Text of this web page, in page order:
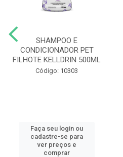
SHAMPOO E
CONDICIONADOR PET
FILHOTE KELLDRIN 500ML
Código: 10303
Faça seu login ou
cadastre-se para
ver preços e
comprar